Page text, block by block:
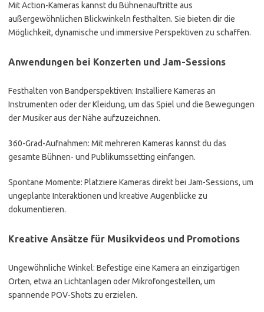
Mit Action-Kameras kannst du Bühnenauftritte aus
außergewöhnlichen Blickwinkeln festhalten. Sie bieten dir die
Möglichkeit, dynamische und immersive Perspektiven zu schaffen.
Anwendungen bei Konzerten und Jam-Sessions
Festhalten von Bandperspektiven: Installiere Kameras an
Instrumenten oder der Kleidung, um das Spiel und die Bewegungen
der Musiker aus der Nähe aufzuzeichnen.
360-Grad-Aufnahmen: Mit mehreren Kameras kannst du das
gesamte Bühnen- und Publikumssetting einfangen.
Spontane Momente: Platziere Kameras direkt bei Jam-Sessions, um
ungeplante Interaktionen und kreative Augenblicke zu
dokumentieren.
Kreative Ansätze für Musikvideos und Promotions
Ungewöhnliche Winkel: Befestige eine Kamera an einzigartigen
Orten, etwa an Lichtanlagen oder Mikrofongestellen, um
spannende POV-Shots zu erzielen.